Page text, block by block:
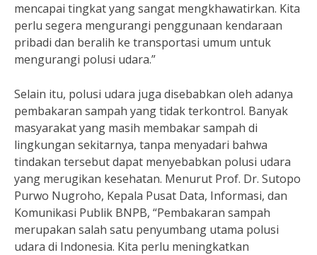
mencapai tingkat yang sangat mengkhawatirkan. Kita
perlu segera mengurangi penggunaan kendaraan
pribadi dan beralih ke transportasi umum untuk
mengurangi polusi udara.”
Selain itu, polusi udara juga disebabkan oleh adanya
pembakaran sampah yang tidak terkontrol. Banyak
masyarakat yang masih membakar sampah di
lingkungan sekitarnya, tanpa menyadari bahwa
tindakan tersebut dapat menyebabkan polusi udara
yang merugikan kesehatan. Menurut Prof. Dr. Sutopo
Purwo Nugroho, Kepala Pusat Data, Informasi, dan
Komunikasi Publik BNPB, “Pembakaran sampah
merupakan salah satu penyumbang utama polusi
udara di Indonesia. Kita perlu meningkatkan